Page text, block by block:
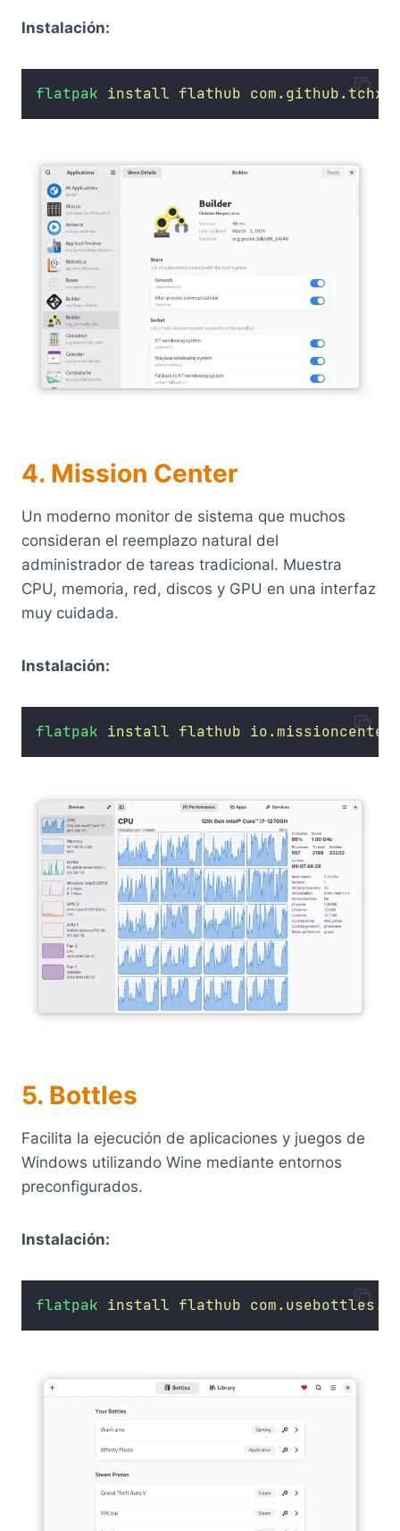
Instalación:
flatpak install flathub
4. Mission Center
Un moderno monitor de sistema que muchos
consideran el reemplazo natural del
administrador de tareas tradicional. Muestra
CPU, memoria, red, discos y GPU en una interfaz
muy cuidada.
Instalación:
flatpak install flathub
5. Bottles
Facilita la ejecución de aplicaciones y juegos de
Windows utilizando Wine mediante entornos
preconfigurados.
Instalación:
flatpak install flathub